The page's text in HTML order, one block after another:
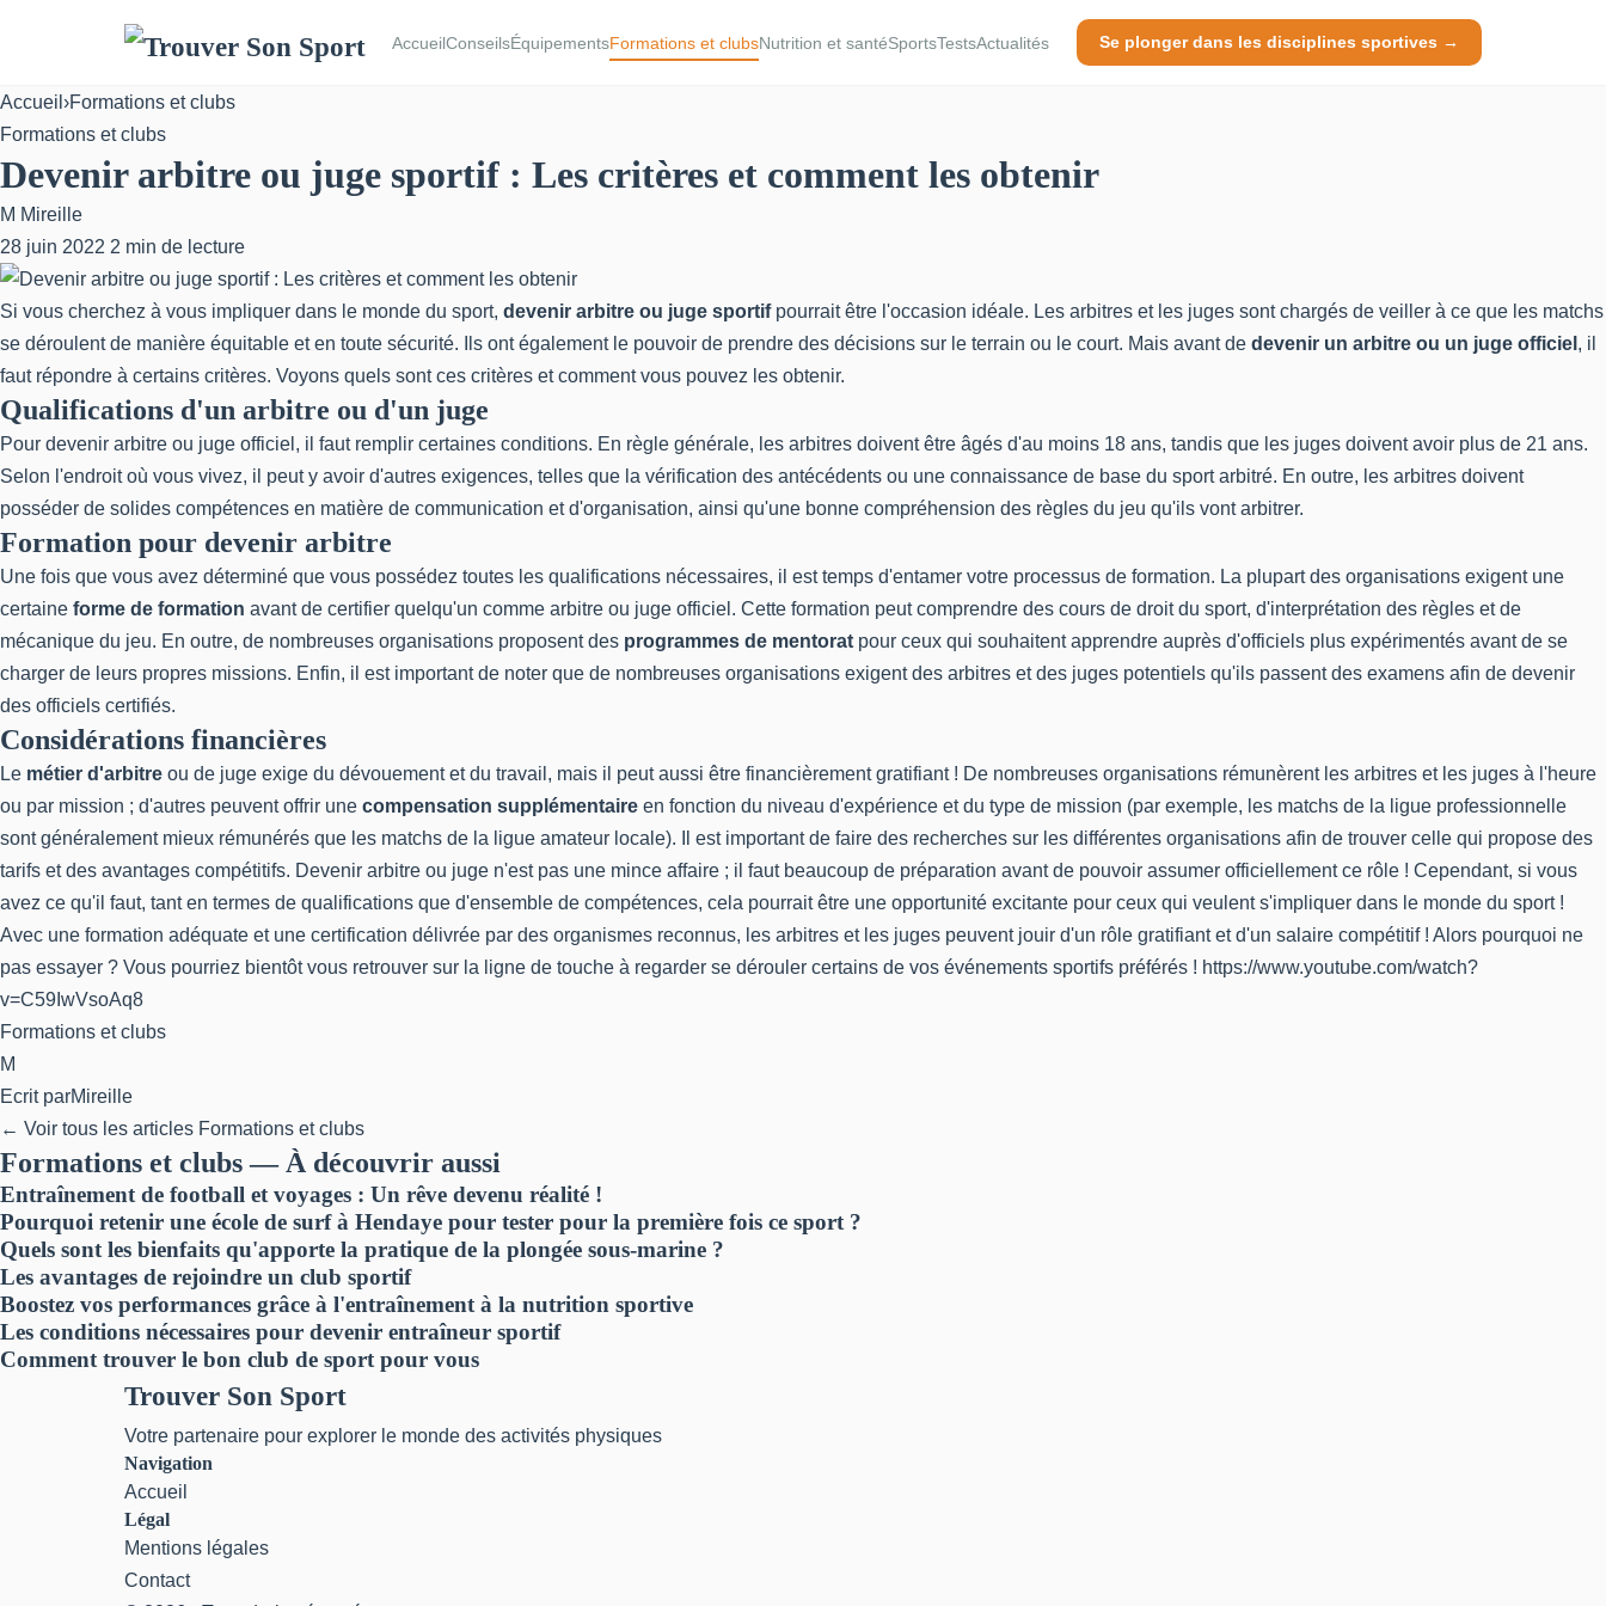
AccueilConseilsÉquipementsFormations et clubsNutrition et santéSportsTestsActualités Se plonger dans les disciplines sportives →
Accueil ›Formations et clubs
Formations et clubs
Devenir arbitre ou juge sportif : Les critères et comment les obtenir
M Mireille
28 juin 2022 2 min de lecture
Si vous cherchez à vous impliquer dans le monde du sport, devenir arbitre ou juge sportifpourrait être l'occasion idéale. Les arbitres et les juges sont chargés de veiller à ce que les matchs
se déroulent de manière équitable et en toute sécurité. Ils ont également le pouvoir de prendre des décisions sur le terrain ou le court. Mais avant de devenir un arbitre ou un juge officiel , il
faut répondre à certains critères. Voyons quels sont ces critères et comment vous pouvez les obtenir.
Qualifications d'un arbitre ou d'un juge
Pour devenir arbitre ou juge officiel , il faut remplir certaines conditions. En règle générale, les arbitres doivent être âgés d'au moins 18 ans, tandis que les juges doivent avoir plus de 21 ans.
Selon l'endroit où vous vivez, il peut y avoir d'autres exigences, telles que la vérification des antécédents ou une connaissance de base du sport arbitré. En outre, les arbitres doivent
posséder de solides compétences en matière de communication et d'organisation, ainsi qu'une bonne compréhension des règles du jeu qu'ils vont arbitrer.
Formation pour devenir arbitre
Une fois que vous avez déterminé que vous possédez toutes les qualifications nécessaires, il est temps d'entamer votre processus de formation. La plupart des organisations exigent une
certaine forme de formation avant de certifier quelqu'un comme arbitre ou juge officiel. Cette formation peut comprendre des cours de droit du sport, d'interprétation des règles et de
mécanique du jeu. En outre, de nombreuses organisations proposent des programmes de mentorat pour ceux qui souhaitent apprendre auprès d'officiels plus expérimentés avant de se
charger de leurs propres missions. Enfin, il est important de noter que de nombreuses organisations exigent des arbitres et des juges potentiels qu'ils passent des examens afin de devenir
des officiels certifiés.
Considérations financières
Le métier d'arbitre ou de juge exige du dévouement et du travail, mais il peut aussi être financièrement gratifiant ! De nombreuses organisations rémunèrent les arbitres et les juges à l'heure
ou par mission ; d'autres peuvent offrir une compensation supplémentaire en fonction du niveau d'expérience et du type de mission (par exemple, les matchs de la ligue professionnelle
sont généralement mieux rémunérés que les matchs de la ligue amateur locale). Il est important de faire des recherches sur les différentes organisations afin de trouver celle qui propose des
tarifs et des avantages compétitifs. Devenir arbitre ou juge n'est pas une mince affaire ; il faut beaucoup de préparation avant de pouvoir assumer officiellement ce rôle ! Cependant, si vous
avez ce qu'il faut, tant en termes de qualifications que d'ensemble de compétences, cela pourrait être une opportunité excitante pour ceux qui veulent s'impliquer dans le monde du sport !
Avec une formation adéquate et une certification délivrée par des organismes reconnus, les arbitres et les juges peuvent jouir d'un rôle gratifiant et d'un salaire compétitif ! Alors pourquoi ne
pas essayer ? Vous pourriez bientôt vous retrouver sur la ligne de touche à regarder se dérouler certains de vos événements sportifs préférés ! https://www.youtube.com/watch?
v=C59IwVsoAq8
Formations et clubs
M
Ecrit parMireille
← Voir tous les articles Formations et clubs
Formations et clubs — À découvrir aussi
Entraînement de football et voyages : Un rêve devenu réalité !
Pourquoi retenir une école de surf à Hendaye pour tester pour la première fois ce sport ?
Quels sont les bienfaits qu'apporte la pratique de la plongée sous-marine ?
Les avantages de rejoindre un club sportif
Boostez vos performances grâce à l'entraînement à la nutrition sportive
Les conditions nécessaires pour devenir entraîneur sportif
Comment trouver le bon club de sport pour vous
Trouver Son Sport
Votre partenaire pour explorer le monde des activités physiques
Navigation
Accueil
Légal
Mentions légales
Contact